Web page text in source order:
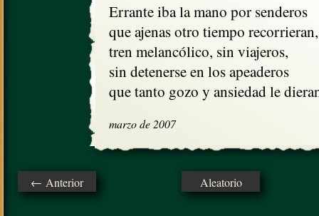
Errante iba la mano por senderos
que ajenas otro tiempo recorrieran,
tren melancólico, sin viajeros,
sin detenerse en los apeaderos
que tanto gozo y ansiedad le
marzo de 2007
← Anterior Aleatorio